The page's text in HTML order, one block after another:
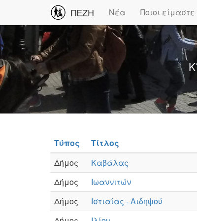
ΠΕΖΗ Νέα Ποιοι είμαστε
Τύπος Τίτλος
Δήμος
Καβάλας
Δήμος
Ιωαννιτών
Δήμος
Ιστιαίας - Αιδηψού